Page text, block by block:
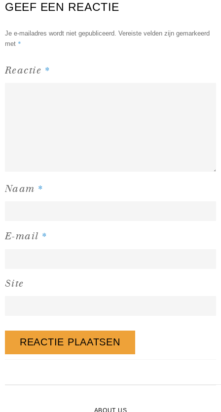
GEEF EEN REACTIE
Je e-mailadres wordt niet gepubliceerd. Vereiste velden zijn gemarkeerd
met *
Reactie *
Naam *
E-mail *
Site
ABOUT US